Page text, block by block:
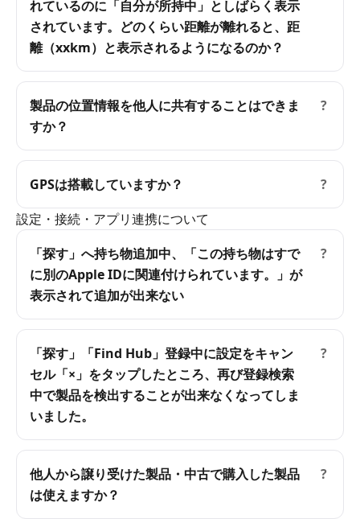
れているのに「自分が所持中」としばらく表示
されています。どのくらい距離が離れると、距
離（xxkm）と表示されるようになるのか？
製品の位置情報を他人に共有することはできま
すか？
?
GPSは搭載していますか？
?
設定・接続・アプリ連携について
「探す」へ持ち物追加中、「この持ち物はすで
に別のApple IDに関連付けられています。」が
表示されて追加が出来ない
?
「探す」「Find Hub」登録中に設定をキャン
セル「×」をタップしたところ、再び登録検索
中で製品を検出することが出来なくなってしま
いました。
?
他人から譲り受けた製品・中古で購入した製品
は使えますか？
?